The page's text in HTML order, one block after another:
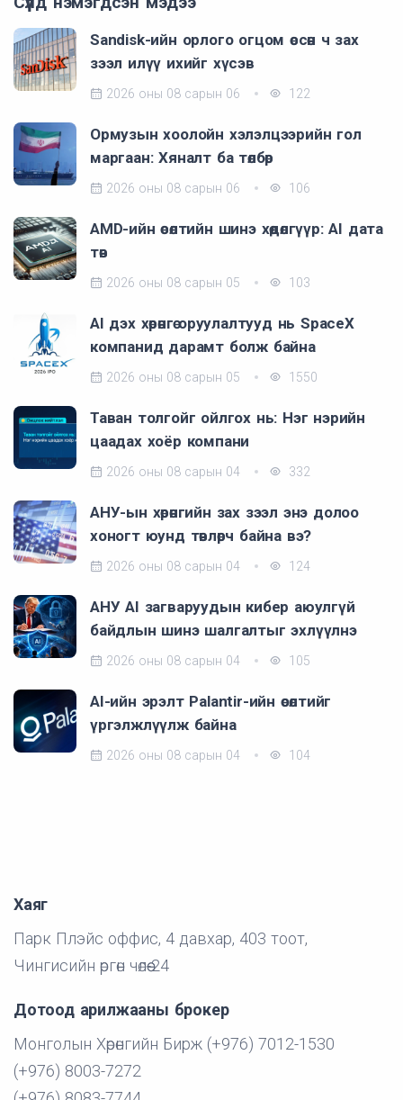
Sandisk-ийн орлого огцом өссөн ч зах
зээл илүү ихийг хүсэв
2026 оны 08 сарын 06 122
Ормузын хоолойн хэлэлцээрийн гол
маргаан: Хяналт ба төлбөр
2026 оны 08 сарын 06 106
AMD-ийн өсөлтийн шинэ хөдөлгүүр: AI дата
төв
2026 оны 08 сарын 05 103
AI дэх хөрөнгө оруулалтууд нь SpaceX
компанид дарамт болж байна
2026 оны 08 сарын 05 1550
Таван толгойг ойлгох нь: Нэг нэрийн
цаадах хоёр компани
2026 оны 08 сарын 04 332
АНУ-ын хөрөнгийн зах зээл энэ долоо
хоногт юунд төвлөрч байна вэ?
2026 оны 08 сарын 04 124
АНУ AI загваруудын кибер аюулгүй
байдлын шинэ шалгалтыг эхлүүлнэ
2026 оны 08 сарын 04 105
AI-ийн эрэлт Palantir-ийн өсөлтийг
үргэлжлүүлж байна
2026 оны 08 сарын 04 104
Хаяг
Парк Плэйс оффис, 4 давхар, 403 тоот,
Чингисийн өргөн чөлөө-24
Дотоод арилжааны брокер
Монголын Хөрөнгийн Бирж (+976) 7012-1530
(+976) 8003-7272